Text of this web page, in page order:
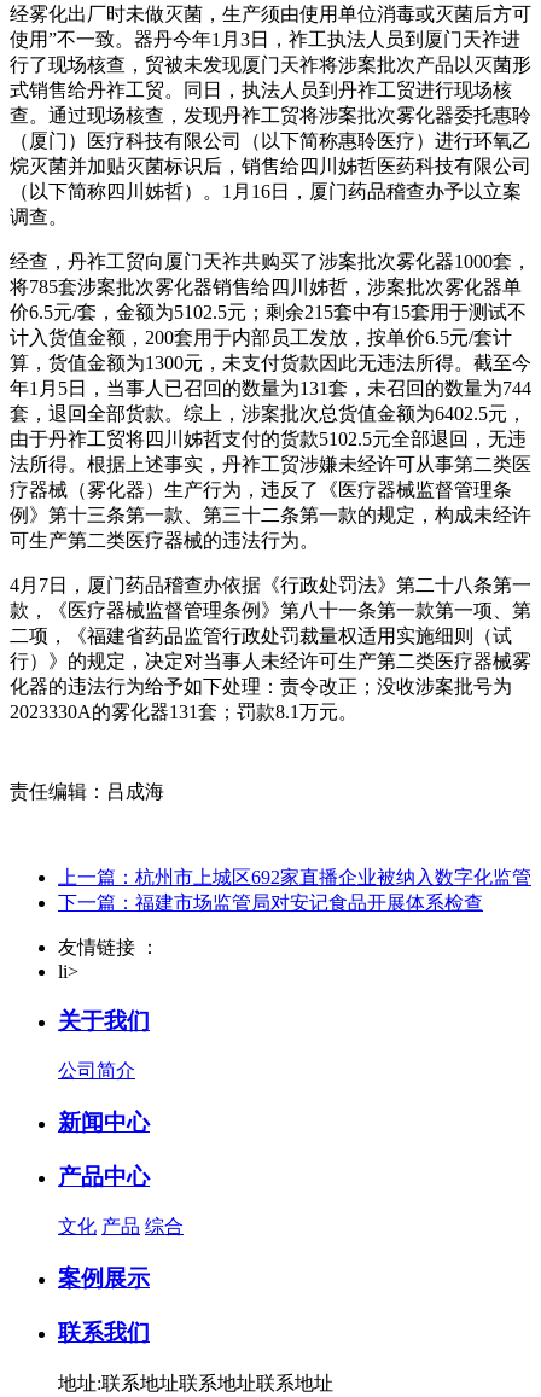
经雾化出厂时未做灭菌，生产须由使用单位消毒或灭菌后方可
使用”不一致。器丹今年1月3日，祚工执法人员到厦门天祚进
行了现场核查，贸被未发现厦门天祚将涉案批次产品以灭菌形
式销售给丹祚工贸。同日，执法人员到丹祚工贸进行现场核
查。通过现场核查，发现丹祚工贸将涉案批次雾化器委托惠聆
（厦门）医疗科技有限公司（以下简称惠聆医疗）进行环氧乙
烷灭菌并加贴灭菌标识后，销售给四川姊哲医药科技有限公司
（以下简称四川姊哲）。1月16日，厦门药品稽查办予以立案
调查。
经查，丹祚工贸向厦门天祚共购买了涉案批次雾化器1000套，
将785套涉案批次雾化器销售给四川姊哲，涉案批次雾化器单
价6.5元/套，金额为5102.5元；剩余215套中有15套用于测试不
计入货值金额，200套用于内部员工发放，按单价6.5元/套计
算，货值金额为1300元，未支付货款因此无违法所得。截至今
年1月5日，当事人已召回的数量为131套，未召回的数量为744
套，退回全部货款。综上，涉案批次总货值金额为6402.5元，
由于丹祚工贸将四川姊哲支付的货款5102.5元全部退回，无违
法所得。根据上述事实，丹祚工贸涉嫌未经许可从事第二类医
疗器械（雾化器）生产行为，违反了《医疗器械监督管理条
例》第十三条第一款、第三十二条第一款的规定，构成未经许
可生产第二类医疗器械的违法行为。
4月7日，厦门药品稽查办依据《行政处罚法》第二十八条第一
款，《医疗器械监督管理条例》第八十一条第一款第一项、第
二项，《福建省药品监管行政处罚裁量权适用实施细则（试
行）》的规定，决定对当事人未经许可生产第二类医疗器械雾
化器的违法行为给予如下处理：责令改正；没收涉案批号为
2023330A的雾化器131套；罚款8.1万元。
责任编辑：吕成海
上一篇：杭州市上城区692家直播企业被纳入数字化监管
下一篇：福建市场监管局对安记食品开展体系检查
友情链接 ：
li>
关于我们
公司简介
新闻中心
产品中心
文化 产品 综合
案例展示
联系我们
地址:联系地址联系地址联系地址